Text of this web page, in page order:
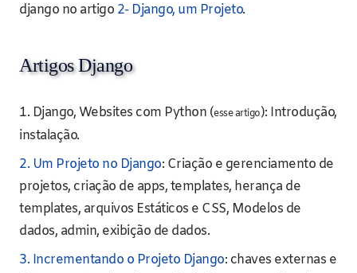
django no artigo 2- Django, um Projeto.
Artigos Django
1. Django, Websites com Python (esse artigo): Introdução,
instalação.
2. Um Projeto no Django: Criação e gerenciamento de
projetos, criação de apps, templates, herança de
templates, arquivos Estáticos e CSS, Modelos de
dados, admin, exibição de dados.
3. Incrementando o Projeto Django: chaves externas e